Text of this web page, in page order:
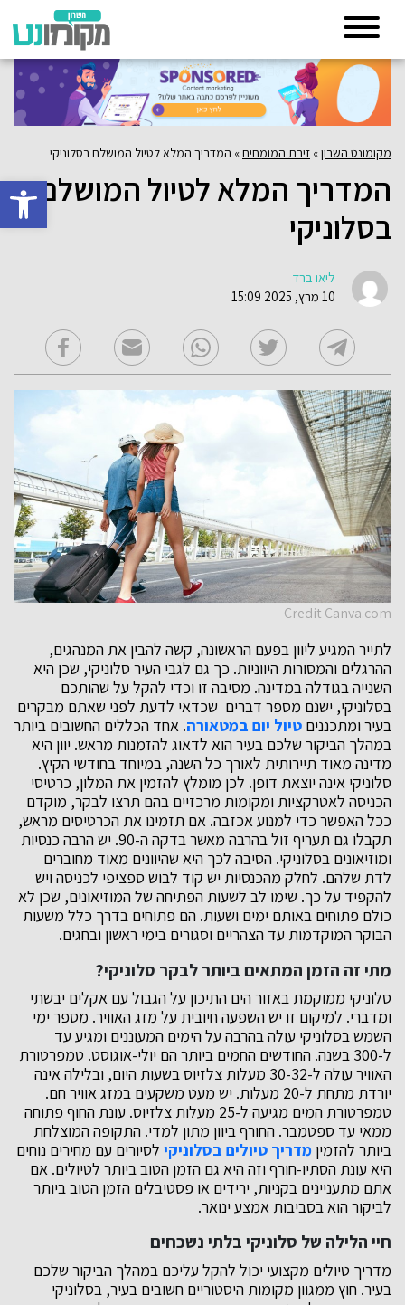
פתח
מקומונט השרון» זירת המומחים» המדריך המלא לטיול המושלם בסלוניקי
המדריך המלא לטיול המושלם
בסלוניקי
ליאו ברד
10 מרץ, 2025 15:09
Credit Canva.com
לתייר המגיע ליוון בפעם הראשונה, קשה להבין את המנהגים,
ההרגלים והמסורות היווניות. כך גם לגבי העיר סלוניקי, שכן היא
השנייה בגודלה במדינה. מסיבה זו וכדי להקל על שהותכם
בסלוניקי, ישנם מספר דברים שכדאי לדעת לפני שאתם מבקרים
בעיר ומתכננים טיול יום במטאורה. אחד הכללים החשובים ביותר
במהלך הביקור שלכם בעיר הוא לדאוג להזמנות מראש. יוון היא
מדינה מאוד תיירותית לאורך כל השנה, במיוחד בחודשי הקיץ.
סלוניקי אינה יוצאת דופן. לכן מומלץ להזמין את המלון, כרטיסי
הכניסה לאטרקציות ומקומות מרכזיים בהם תרצו לבקר, מוקדם
ככל האפשר כדי למנוע אכזבה. אם תזמינו את הכרטיסים מראש,
תקבלו גם תעריף זול בהרבה מאשר בדקה ה-90. יש הרבה כנסיות
ומוזיאונים בסלוניקי. הסיבה לכך היא שהיוונים מאוד מחוברים
לדת שלהם. לחלק מהכנסיות יש קוד לבוש ספציפי לכניסה ויש
להקפיד על כך. שימו לב לשעות הפתיחה של המוזיאונים, שכן לא
כולם פתוחים באותם ימים ושעות. הם פתוחים בדרך כלל משעות
הבוקר המוקדמות עד הצהריים וסגורים בימי ראשון ובחגים.
מתי זה הזמן המתאים ביותר לבקר סלוניקי?
סלוניקי ממוקמת באזור הים התיכון על הגבול עם אקלים יבשתי
ומדברי. למיקום זו יש השפעה חיובית על מזג האוויר. מספר ימי
השמש בסלוניקי עולה בהרבה על הימים המעוננים ומגיע עד
ל-300 בשנה. החודשים החמים ביותר הם יולי-אוגוסט. טמפרטורת
האוויר עולה ל-30-32 מעלות צלזיוס בשעות היום, ובלילה אינה
יורדת מתחת ל-20 מעלות. יש מעט משקעים במזג אוויר חם.
טמפרטורת המים מגיעה ל-25 מעלות צלזיוס. עונת החוף פתוחה
ממאי עד ספטמבר. החורף ביוון מתון למדי. התקופה המוצלחת
ביותר להזמין מדריך טיולים בסלוניקי לסיורים עם מחירים נוחים
היא עונת הסתיו-חורף וזה היא גם הזמן הטוב ביותר לטיולים. אם
אתם מתעניינים בקניות, ירידים או פסטיבלים הזמן הטוב ביותר
לביקור הוא בסביבות אמצע ינואר.
חיי הלילה של סלוניקי בלתי נשכחים
מדריך טיולים מקצועי יכול להקל עליכם במהלך הביקור שלכם
בעיר. חוץ ממגוון מקומות היסטוריים חשובים בעיר, בסלוניקי